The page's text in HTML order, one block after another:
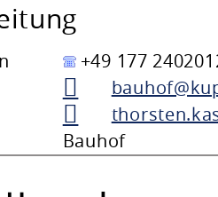
+49 177
Bauhof